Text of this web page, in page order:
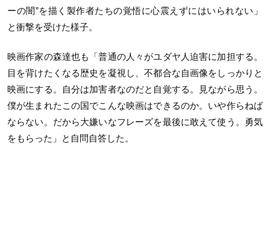
ーの闇”を描く製作者たちの覚悟に心震えずにはいられない」
と衝撃を受けた様子。
映画作家の森達也も「普通の人々がユダヤ人迫害に加担する。
目を背けたくなる歴史を凝視し、不都合な自画像をしっかりと
映画にする。自分は加害者なのだと自覚する。見ながら思う。
僕が生まれたこの国でこんな映画はできるのか。いや作らねば
ならない。だから大嫌いなフレーズを最後に敢えて使う。勇気
をもらった」と自問自答した。